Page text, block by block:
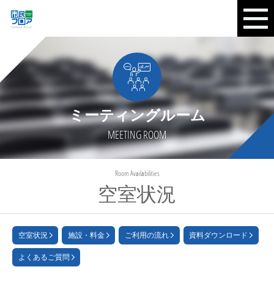
ミーティングルーム
MEETING ROOM
空室状況
Room Availabilities
空室状況 施設・料金 ご利用の流れ 資料ダウンロード
よくあるご質問